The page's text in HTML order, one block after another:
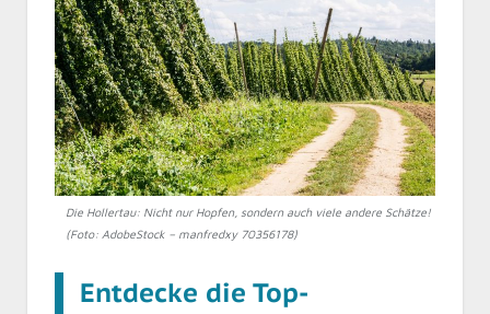
Die Hollertau: Nicht nur Hopfen, sondern auch viele andere Schätze!
(Foto: AdobeStock – manfredxy 70356178)
Entdecke die Top-